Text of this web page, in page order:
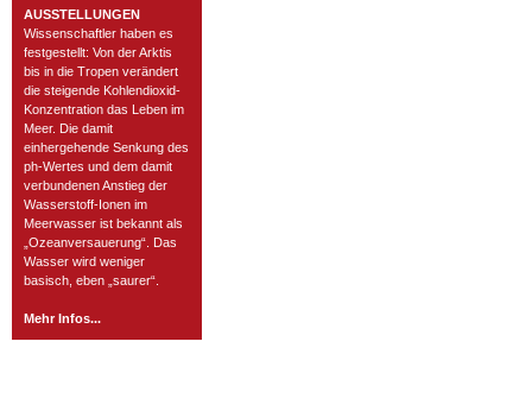
AUSSTELLUNGEN
Wissenschaftler haben es
festgestellt: Von der Arktis
bis in die Tropen verändert
die steigende Kohlendioxid-
Konzentration das Leben im
Meer. Die damit
einhergehende Senkung des
ph-Wertes und dem damit
verbundenen Anstieg der
Wasserstoff-Ionen im
Meerwasser ist bekannt als
„Ozeanversauerung“. Das
Wasser wird weniger
basisch, eben „saurer“.
Mehr Infos...